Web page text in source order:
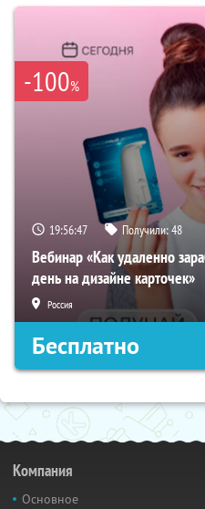
-100%
19:56:46 Получили:48
Вебинар «Как удаленно
день на дизайне карточек»
Россия
Бесплатно
Компания
Основное